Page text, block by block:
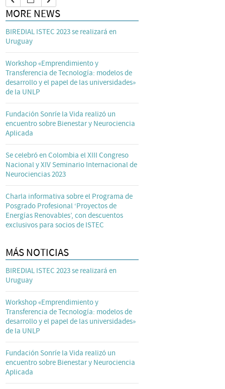
MORE NEWS
BIREDIAL ISTEC 2023 se realizará en
Uruguay
Workshop «Emprendimiento y
Transferencia de Tecnología: modelos de
desarrollo y el papel de las universidades»
de la UNLP
Fundación Sonríe la Vida realizó un
encuentro sobre Bienestar y Neurociencia
Aplicada
Se celebró en Colombia el XIII Congreso
Nacional y XIV Seminario Internacional de
Neurociencias 2023
Charla informativa sobre el Programa de
Posgrado Profesional ‘Proyectos de
Energías Renovables’, con descuentos
exclusivos para socios de ISTEC
MÁS NOTICIAS
BIREDIAL ISTEC 2023 se realizará en
Uruguay
Workshop «Emprendimiento y
Transferencia de Tecnología: modelos de
desarrollo y el papel de las universidades»
de la UNLP
Fundación Sonríe la Vida realizó un
encuentro sobre Bienestar y Neurociencia
Aplicada